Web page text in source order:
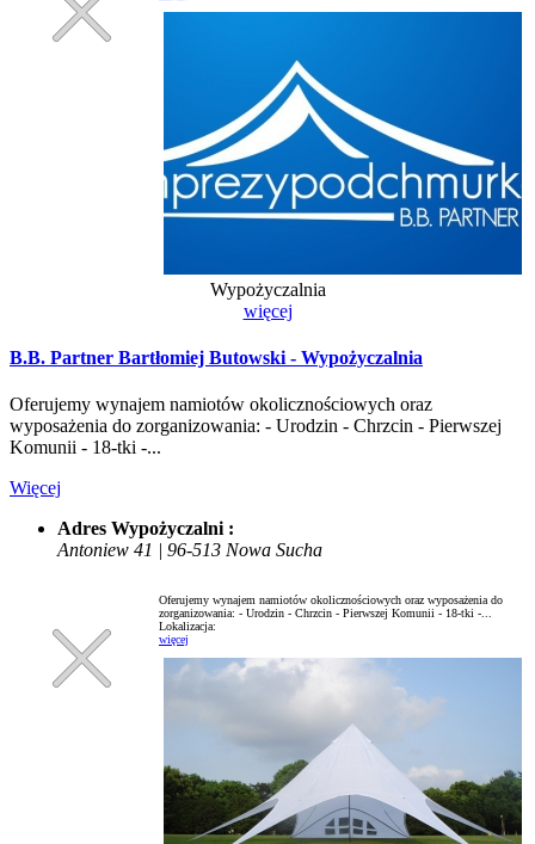
Wypożyczalnia
więcej
B.B. Partner Bartłomiej Butowski - Wypożyczalnia
Oferujemy wynajem namiotów okolicznościowych oraz
wyposażenia do zorganizowania: - Urodzin - Chrzcin - Pierwszej
Komunii - 18-tki -...
Więcej
Adres Wypożyczalni :
Antoniew 41 | 96-513 Nowa Sucha
Oferujemy wynajem namiotów okolicznościowych oraz wyposażenia do
zorganizowania: - Urodzin - Chrzcin - Pierwszej Komunii - 18-tki -...
Lokalizacja:
więcej